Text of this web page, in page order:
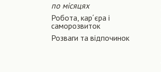
по місяцях
Робота, кар´єра і
саморозвиток
Розваги та відпочинок